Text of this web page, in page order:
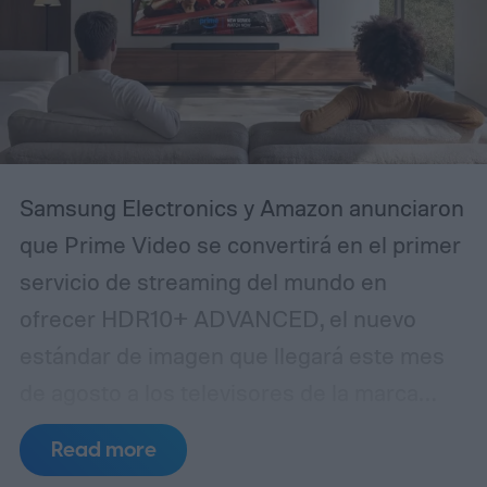
conserva, además, la doble función de
vigilancia y mirilla óptica tradicional, un
rasgo que ha caracterizado a esta línea de
productos desde sus primeras versiones.
Samsung Electronics y Amazon anunciaron
que Prime Video se convertirá en el primer
servicio de streaming del mundo en
ofrecer HDR10+ ADVANCED, el nuevo
surcoreana. Según la compañía, la
tecnología estará disponible primero en la
Read more